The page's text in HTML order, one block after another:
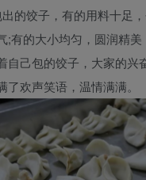
的饺子，有的用料十足
;有的大小均匀，圆润精美
自己包的饺子，大家的兴
欢声笑语，温情满满。